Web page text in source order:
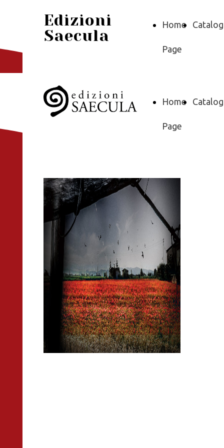
Home
Page
Edizioni
Saecula
Home
Page